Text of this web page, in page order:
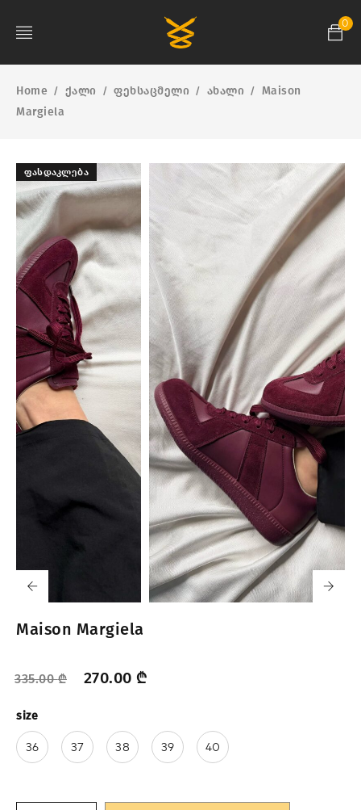
0
Home / ქალი / ფეხსაცმელი / ახალი / Maison
Margiela
ᲤᲐᲡᲓᲐᲙᲚᲔᲑᲐ
Maison Margiela
335.00₾ 270.00 ₾
size
36 37 38 39 40